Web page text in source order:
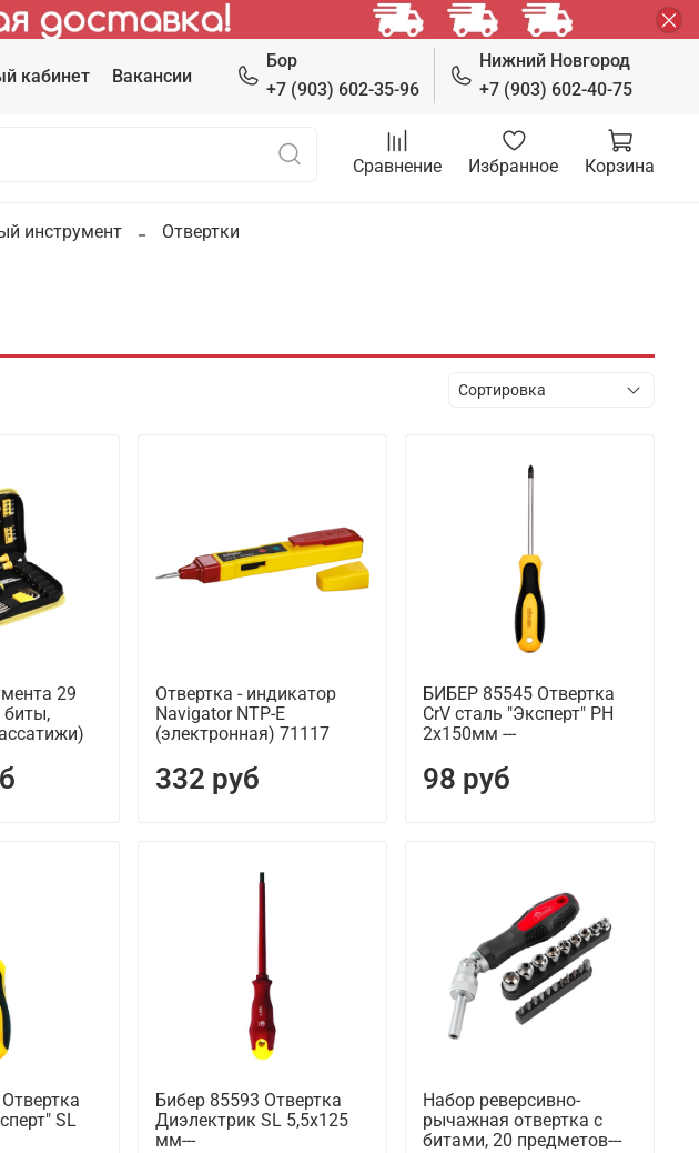
кабинет Вакансии
Бор
+7 (903) 602-35-96
Нижний Новгород
+7 (903) 602-40-75
Сравнение Избранное Корзина
инструмент Отвертки
29
биты,
Отвертка - индикатор
Navigator NTP-E
(электронная) 71117
332 руб
БИБЕР 85545 Отвертка
CrV сталь "Эксперт" PH
2х150мм ---
98 руб
SL
Бибер 85593 Отвертка
Диэлектрик SL 5,5х125
мм---
Набор реверсивно-
рычажная отвертка с
битами, 20 предметов---